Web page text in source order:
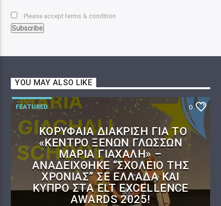
Please accept terms & condition
YOU MAY ALSO LIKE
FEATURED 0
ΚΟΡΥΦΑΊΑ ΔΙΆΚΡΙΣΗ ΓΙΑ ΤΟ
«ΚΈΝΤΡΟ ΞΈΝΩΝ ΓΛΩΣΣΏΝ
ΜΑΡΊΑ ΓΙΑΧΑΛΉ» –
ΑΝΑΔΕΊΧΘΗΚΕ “ΣΧΟΛΕΊΟ ΤΗΣ
ΧΡΟΝΙΆΣ” ΣΕ ΕΛΛΆΔΑ ΚΑΙ
ΚΎΠΡΟ ΣΤΑ ELT EXCELLENCE
AWARDS 2025!